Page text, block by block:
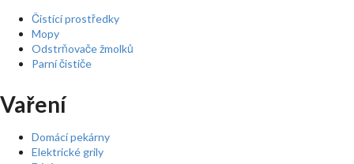
Čistící prostředky
Mopy
Odstrňovače žmolků
Parní čističe
Vaření
Domácí pekárny
Elektrické grily